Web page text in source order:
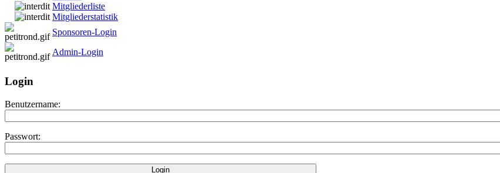
Mitgliederliste
Mitgliederstatistik
Sponsoren-Login
Admin-Login
Login
Benutzername:
Passwort: